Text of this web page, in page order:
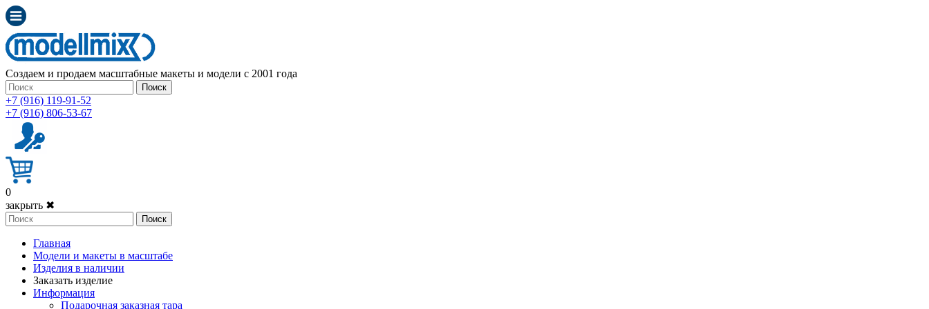
Создаем и продаем масштабные макеты и модели с 2001 года
Поиск
+7 (916) 119-91-52
+7 (916) 806-53-67
0
закрыть ✖
Поиск
Главная
Модели и макеты в масштабе
Изделия в наличии
Заказать изделие
Информация
Подарочная заказная тара